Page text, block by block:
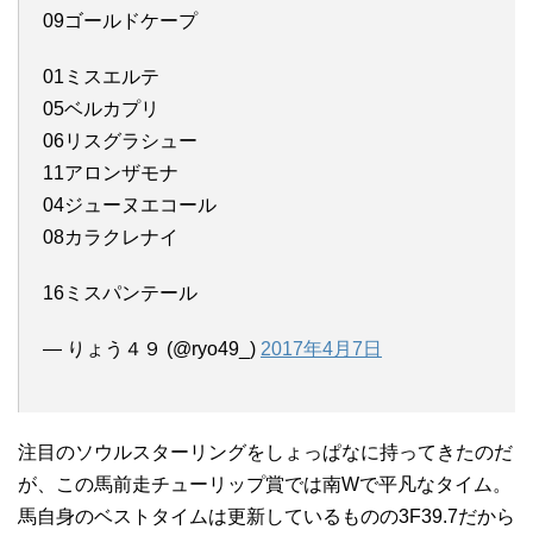
09ゴールドケープ
01ミスエルテ
05ベルカプリ
06リスグラシュー
11アロンザモナ
04ジューヌエコール
08カラクレナイ
16ミスパンテール
— りょう４９ (@ryo49_) 2017年4月7日
注目のソウルスターリングをしょっぱなに持ってきたのだ
が、この馬前走チューリップ賞では南Wで平凡なタイム。
馬自身のベストタイムは更新しているものの3F39.7だから